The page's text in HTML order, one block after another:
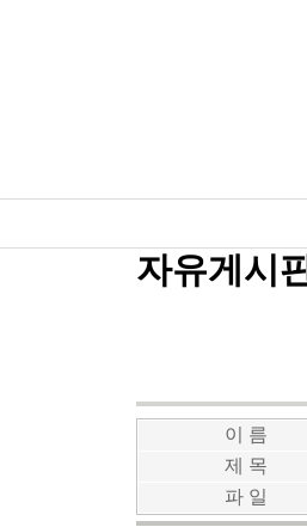
자유게시
이 름
제 목
파 일